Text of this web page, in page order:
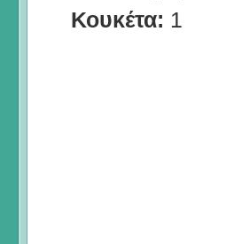
Κουκέτα: 1